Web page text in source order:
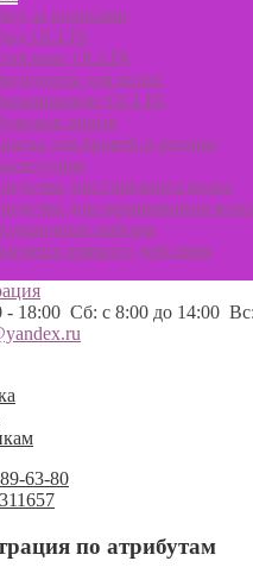
за волосами
OLLIN
OLLIN
для волос
OLLIN
линия
для бровей и ресниц
для стайлинга волос
для окрашивания
наборы
прямого действия
- 18:00 Сб: с 8:00 до 14:00
63-80
по атрибутам